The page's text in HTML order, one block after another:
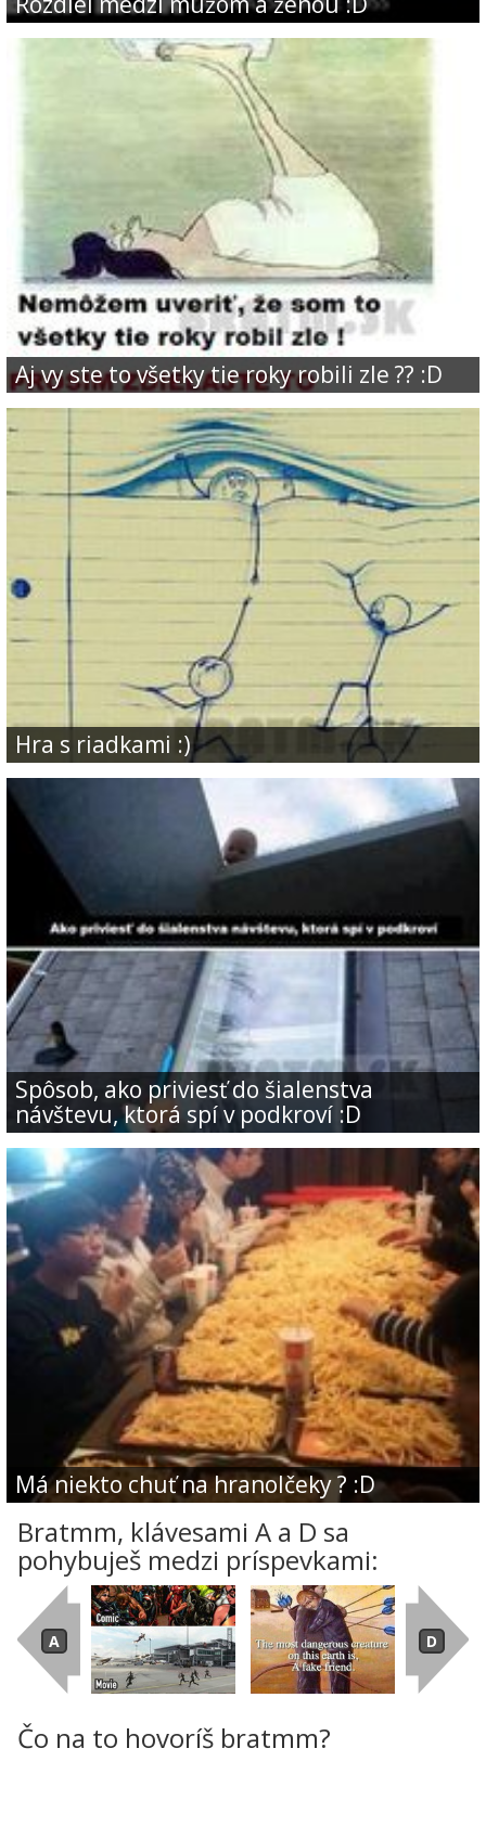
Aj vy ste to všetky tie roky robili zle ?? :D
Hra s riadkami :)
Spôsob, ako priviesť do šialenstva
návštevu, ktorá spí v podkroví :D
Má niekto chuť na hranolčeky ? :D
Bratmm, klávesami A a D sa
pohybuješ medzi príspevkami:
Čo na to hovoríš bratmm?